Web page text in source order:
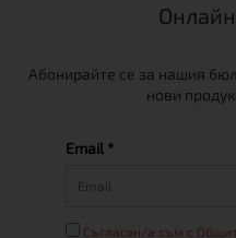
Абонирайте се за нашия
нови
Email *
Съгласен/а съм с